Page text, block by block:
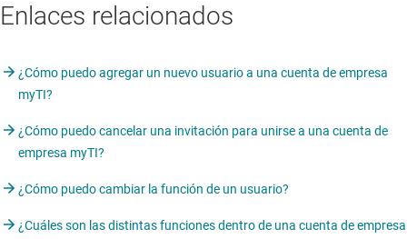
Enlaces relacionados
¿Cómo puedo agregar un nuevo usuario a una cuenta de empresa
myTI?
¿Cómo puedo cancelar una invitación para unirse a una cuenta de
empresa myTI?
¿Cómo puedo cambiar la función de un usuario?
¿Cuáles son las distintas funciones dentro de una cuenta de empresa